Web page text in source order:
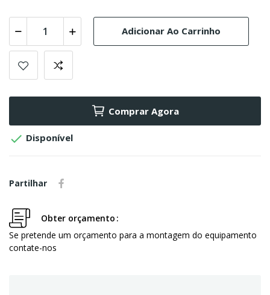
Adicionar Ao Carrinho
Comprar Agora
 Disponível
Partilhar
Obter orçamento
Se pretende um orçamento para a montagem do equipamento
contate-nos